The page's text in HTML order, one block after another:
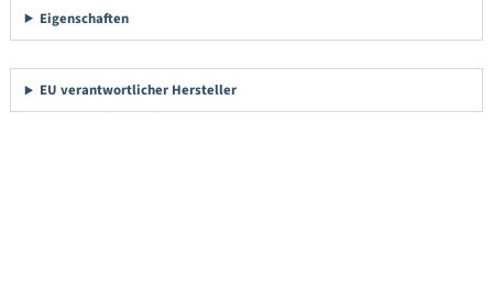
Eigenschaften
EU verantwortlicher Hersteller